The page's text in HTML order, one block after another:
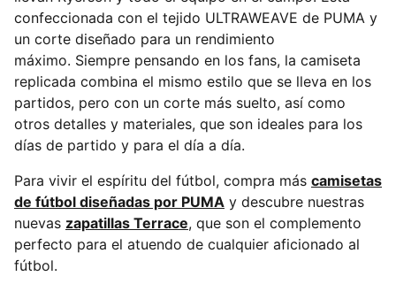
confeccionada con el tejido ULTRAWEAVE de PUMA y
un corte diseñado para un rendimiento
máximo. Siempre pensando en los fans, la camiseta
replicada combina el mismo estilo que se lleva en los
partidos, pero con un corte más suelto, así como
otros detalles y materiales, que son ideales para los
días de partido y para el día a día.
Para vivir el espíritu del fútbol, compra más camisetas
de fútbol diseñadas por PUMA y descubre nuestras
nuevas zapatillas Terrace, que son el complemento
perfecto para el atuendo de cualquier aficionado al
fútbol.